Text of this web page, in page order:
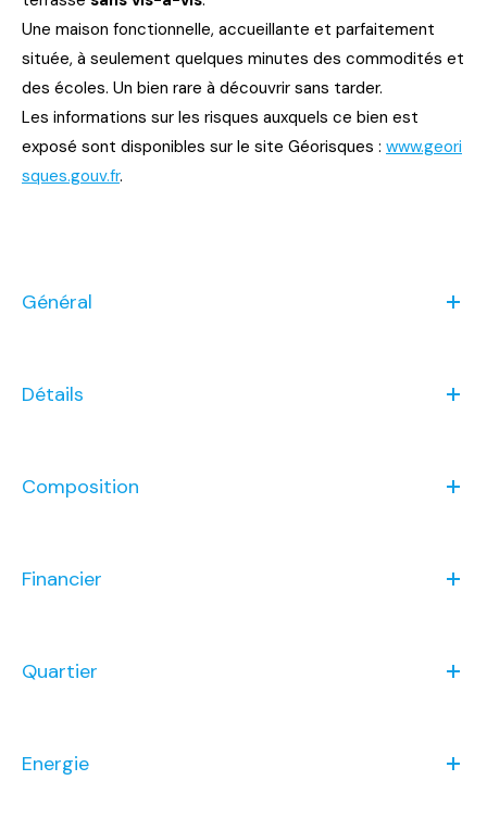
Une maison fonctionnelle, accueillante et parfaitement
située, à seulement quelques minutes des commodités et
des écoles. Un bien rare à découvrir sans tarder.
Les informations sur les risques auxquels ce bien est
exposé sont disponibles sur le site Géorisques : www.geori
sques.gouv.fr.
Général
Détails
Composition
Financier
Quartier
Energie